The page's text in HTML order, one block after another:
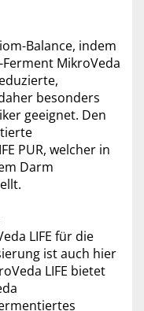
Balance, indem
MikroVeda
besonders
geeignet. Den
PUR, welcher in
Darm
LIFE für die
ist auch hier
LIFE bietet